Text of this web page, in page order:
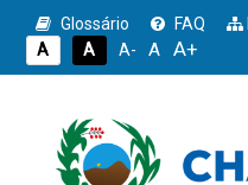
Glossário FAQ
A
A A- A A+